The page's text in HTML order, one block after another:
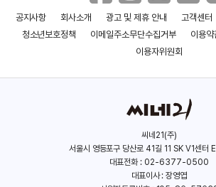
공지사항 회사소개 광고 및 제휴 안내 고객센터
청소년보호정책
이메일주소무단수집거부 이용약
이용자위원회
씨네21(주)
서울시 영등포구 당산로 41길 11 SK V1센터
대표전화 : 02-6377-0500
대표이사 : 장영엽